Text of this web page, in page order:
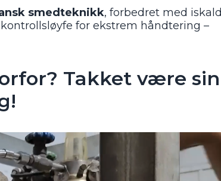
smedteknikk, forbedret med iskald
for ekstrem håndtering –
Takket være sin